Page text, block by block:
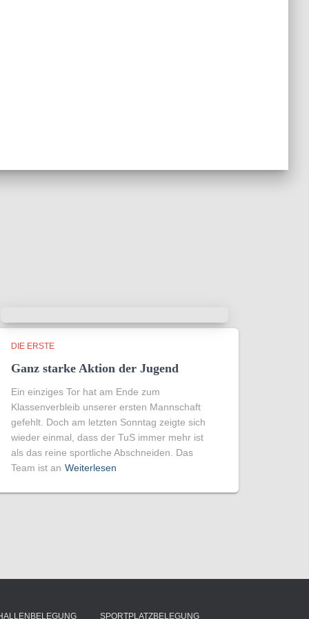
DIE ERSTE
Ganz starke Aktion der Jugend
Ein einziges Tor hat am Ende zum
Klassenverbleib unserer ersten Mannschaft
gefehlt. Doch am letzten Sonntag zeigte sich
wieder einmal, dass der TuS immer mehr ist
als das reine sportliche Abschneiden. Das
Team ist an Weiterlesen
SPORTPLATZBELEGUNG